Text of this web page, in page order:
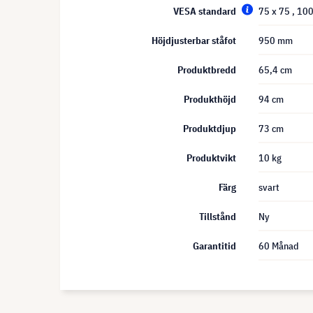
VESA standard 75 x 75 ,
Höjdjusterbar ståfot 950 mm
Produktbredd 65,4 cm
Produkthöjd 94 cm
Produktdjup 73 cm
Produktvikt 10 kg
Färg svart
Tillstånd Ny
Garantitid 60 Månad